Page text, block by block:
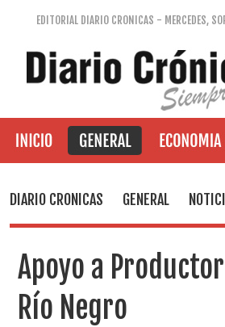
EDITORIAL DIARIO CRONICAS - MERCEDES,
DIARIO CRONICAS GENERAL
Apoyo a
Río Negro